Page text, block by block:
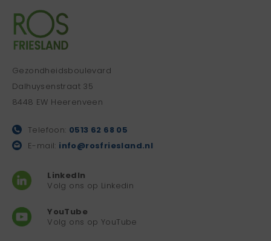
Gezondheidsboulevard
Dalhuysenstraat 35
8448 EW Heerenveen
Telefoon: 0513 62 68 05
E-mail: info@rosfriesland.nl
LinkedIn
Volg ons op Linkedin
YouTube
Volg ons op YouTube